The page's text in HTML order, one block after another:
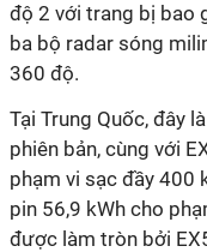
độ 2 với trang bị bao
ba bộ radar sóng
360 độ.
Tại Trung Quốc, đây
phiên bản, cùng với
phạm vi sạc đầy 400
pin 56,9 kWh cho
được làm tròn bởi